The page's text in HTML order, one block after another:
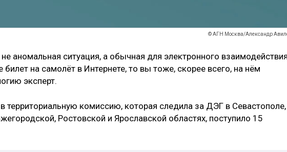
© АГН Москва/Александр
аномальная ситуация, а обычная для электронного
билет на самолёт в Интернете, то вы тоже, скорее всего, на нём
эксперт.
территориальную комиссию, которая следила за ДЭГ в Севастополе,
Ростовской и Ярославской областях, поступило 15